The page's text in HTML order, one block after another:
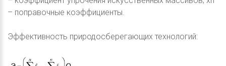
– поправочные коэффициенты.
Эффективность природосберегающих технологий: